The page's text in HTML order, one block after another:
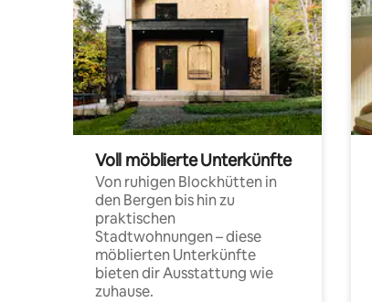
Voll möblierte Unterkünfte
Von ruhigen Blockhütten in
den Bergen bis hin zu
praktischen
Stadtwohnungen – diese
möblierten Unterkünfte
bieten dir Ausstattung wie
zuhause.